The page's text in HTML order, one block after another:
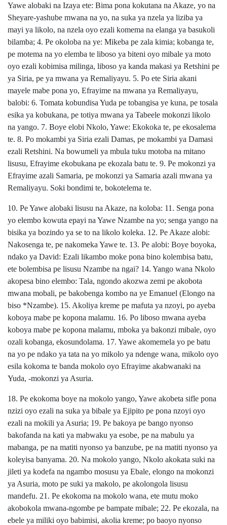
Yawe alobaki na Izaya ete: Bima pona kokutana na Akaze, yo na
Sheyare-yashube mwana na yo, na suka ya nzela ya liziba ya
mayi ya likolo, na nzela oyo ezali komema na elanga ya basukoli
bilamba; 4. Pe okoloba na ye: Mikeba pe zala kimia; kobanga te,
pe motema na yo elemba te liboso ya biteni oyo mibale ya moto
oyo ezali kobimisa milinga, liboso ya kanda makasi ya Retshini pe
ya Siria, pe ya mwana ya Remaliyayu. 5. Po ete Siria akani
mayele mabe pona yo, Efrayime na mwana ya Remaliyayu,
balobi: 6. Tomata kobundisa Yuda pe tobangisa ye kuna, pe tosala
esika ya kobukana, pe totiya mwana ya Tabeele mokonzi likolo
na yango. 7. Boye elobi Nkolo, Yawe: Ekokoka te, pe ekosalema
te. 8. Po mokambi ya Siria ezali Damas, pe mokambi ya Damasi
ezali Retshini. Na bowumeli ya mbula tuku motoba na mitano
lisusu, Efrayime ekobukana pe ekozala batu te. 9. Pe mokonzi ya
Efrayime azali Samaria, pe mokonzi ya Samaria azali mwana ya
Remaliyayu. Soki bondimi te, bokotelema te.
10. Pe Yawe alobaki lisusu na Akaze, na koloba: 11. Senga pona
yo elembo kowuta epayi na Yawe Nzambe na yo; senga yango na
bisika ya bozindo ya se to na likolo koleka. 12. Pe Akaze alobi:
Nakosenga te, pe nakomeka Yawe te. 13. Pe alobi: Boye boyoka,
ndako ya David: Ezali likambo moke pona bino kolembisa batu,
ete bolembisa pe lisusu Nzambe na ngai? 14. Yango wana Nkolo
akopesa bino elembo: Tala, ngondo akozwa zemi pe akobota
mwana mobali, pe bakobenga kombo na ye Emanuel (Elongo na
biso *Nzambe). 15. Akoliya kreme pe mafuta ya nzoyi, po ayeba
koboya mabe pe kopona malamu. 16. Po liboso mwana ayeba
koboya mabe pe kopona malamu, mboka ya bakonzi mibale, oyo
ozali kobanga, ekosundolama. 17. Yawe akomemela yo pe batu
na yo pe ndako ya tata na yo mikolo ya ndenge wana, mikolo oyo
esila kokoma te banda mokolo oyo Efrayime akabwanaki na
Yuda, -mokonzi ya Asuria.
18. Pe ekokoma boye na mokolo yango, Yawe akobeta sifle pona
nzizi oyo ezali na suka ya bibale ya Ejipito pe pona nzoyi oyo
ezali na mokili ya Asuria; 19. Pe bakoya pe bango nyonso
bakofanda na kati ya mabwaku ya esobe, pe na mabulu ya
mabanga, pe na matiti nyonso ya banzube, pe na matiti nyonso ya
koleyisa banyama. 20. Na mokolo yango, Nkolo akokata suki na
jileti ya kodefa na ngambo mosusu ya Ebale, elongo na mokonzi
ya Asuria, moto pe suki ya makolo, pe akolongola lisusu
mandefu. 21. Pe ekokoma na mokolo wana, ete mutu moko
akobokola mwana-ngombe pe bampate mibale; 22. Pe ekozala, na
ebele ya miliki oyo babimisi, akolia kreme; po baoyo nyonso